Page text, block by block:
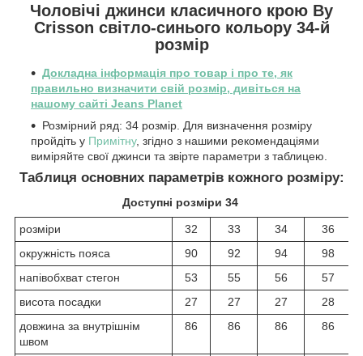
Чоловічі джинси класичного крою By
Crisson світло-синього кольору 34-й
розмір
Докладна інформація про товар і про те, як
правильно визначити свій розмір, дивіться на
нашому сайті Jeans Planet
Розмірний ряд: 34 розмір. Для визначення розміру
пройдіть у Примітну, згідно з нашими рекомендаціями
виміряйте свої джинси та звірте параметри з таблицею.
Таблиця основних параметрів кожного розміру:
Доступні розміри 34
розміри 32 33 34
36
окружність пояса
90 92 94
98
напівобхват стегон
53 55 56
57
висота посадки
27 27 27
28
довжина за внутрішнім
швом
86 86 86 86